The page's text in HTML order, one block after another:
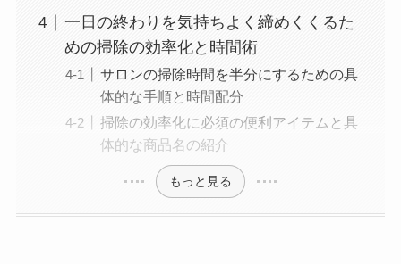
一日の終わりを気持ちよく締めくくるた
めの掃除の効率化と時間術
サロンの掃除時間を半分にするための具
体的な手順と時間配分
掃除の効率化に必須の便利アイテムと具
体的な商品名の紹介
もっと見る